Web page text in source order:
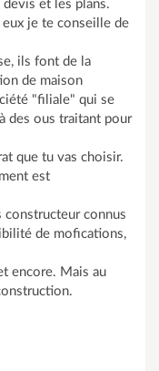
et les plans.
je te conseille de
ils font de la
de maison
"filiale" qui se
des ous traitant pour
que tu vas choisir.
est
constructeur connus
de mofications,
encore. Mais au